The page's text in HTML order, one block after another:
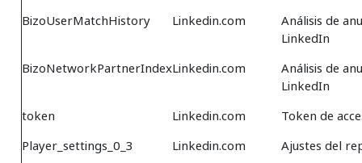
BizoUserMatchHistory
Linkedin.com
Análisis de
LinkedIn
BizoNetworkPartnerIndexLinkedin.com
Análisis de
LinkedIn
token
Linkedin.com
Token de
Player_settings_0_3
Linkedin.com
Ajustes del